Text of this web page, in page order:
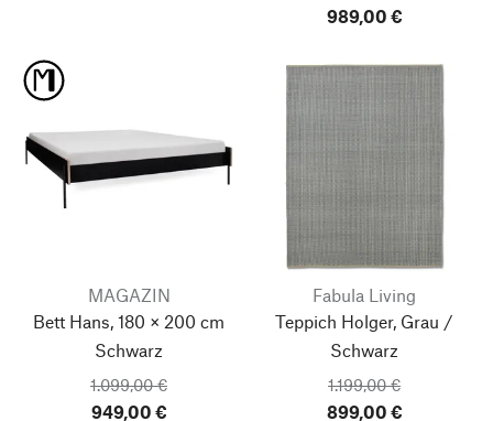
989,00 €
MAGAZIN
Bett Hans, 180 × 200 cm
Schwarz
1.099,00 €
949,00 €
Fabula Living
Teppich Holger, Grau /
Schwarz
1.199,00 €
899,00 €